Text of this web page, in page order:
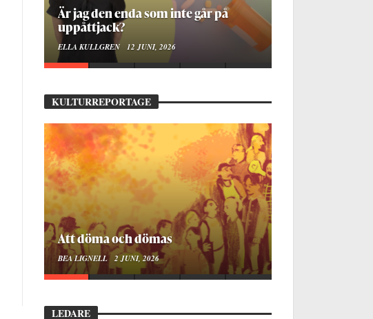
På stadsbiblioteket hittar jag det
mänskliga
MOA LINDROTH 10 JUNI, 2026
KULTURREPORTAGE
Mellan ånger och ältande
BEA LIGNELL 23 MARS, 2026
LEDARE